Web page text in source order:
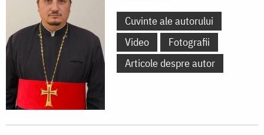
Cuvinte ale autorului
Video
Fotografii
Articole despre autor